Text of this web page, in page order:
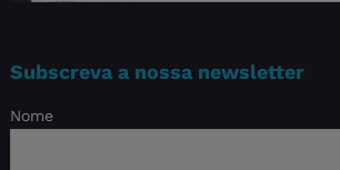
Subscreva a nossa newsletter
Nome